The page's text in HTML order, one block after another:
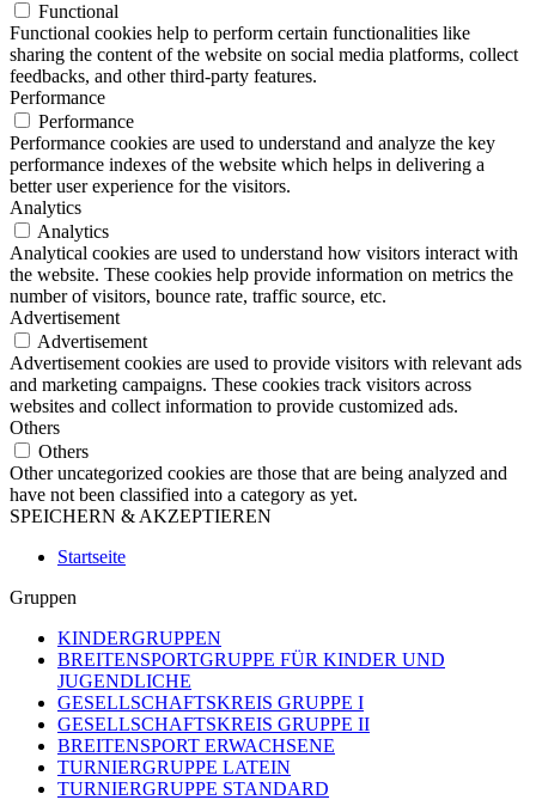
Functional
Functional cookies help to perform certain functionalities like
sharing the content of the website on social media platforms, collect
feedbacks, and other third-party features.
Performance
Performance
Performance cookies are used to understand and analyze the key
performance indexes of the website which helps in delivering a
better user experience for the visitors.
Analytics
Analytics
Analytical cookies are used to understand how visitors interact with
the website. These cookies help provide information on metrics the
number of visitors, bounce rate, traffic source, etc.
Advertisement
Advertisement
Advertisement cookies are used to provide visitors with relevant ads
and marketing campaigns. These cookies track visitors across
websites and collect information to provide customized ads.
Others
Others
Other uncategorized cookies are those that are being analyzed and
have not been classified into a category as yet.
SPEICHERN & AKZEPTIEREN
Startseite
Gruppen
KINDERGRUPPEN
BREITENSPORTGRUPPE FÜR KINDER UND
JUGENDLICHE
GESELLSCHAFTSKREIS GRUPPE I
GESELLSCHAFTSKREIS GRUPPE II
BREITENSPORT ERWACHSENE
TURNIERGRUPPE LATEIN
TURNIERGRUPPE STANDARD